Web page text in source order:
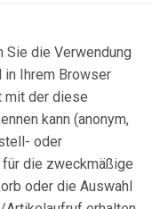
Sie die Verwendung
in Ihrem Browser
mit der diese
kann (anonym,
oder
die zweckmäßige
oder die Auswahl
Deutschland